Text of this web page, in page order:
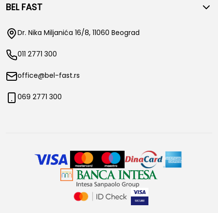
BEL FAST
Dr. Nika Miljanića 16/8, 11060 Beograd
011 2771 300
office@bel-fast.rs
069 2771 300